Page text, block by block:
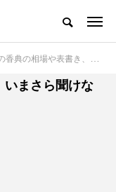
や表書き、いまさら聞けない法事のマナー！
いまさら聞けな